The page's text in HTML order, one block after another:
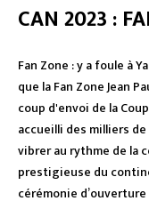
CAN 2023 :
Fan Zone : y a foule à
que la Fan Zone Jean
coup d'envoi de la
accueilli des milliers
vibrer au rythme de la
prestigieuse du
cérémonie